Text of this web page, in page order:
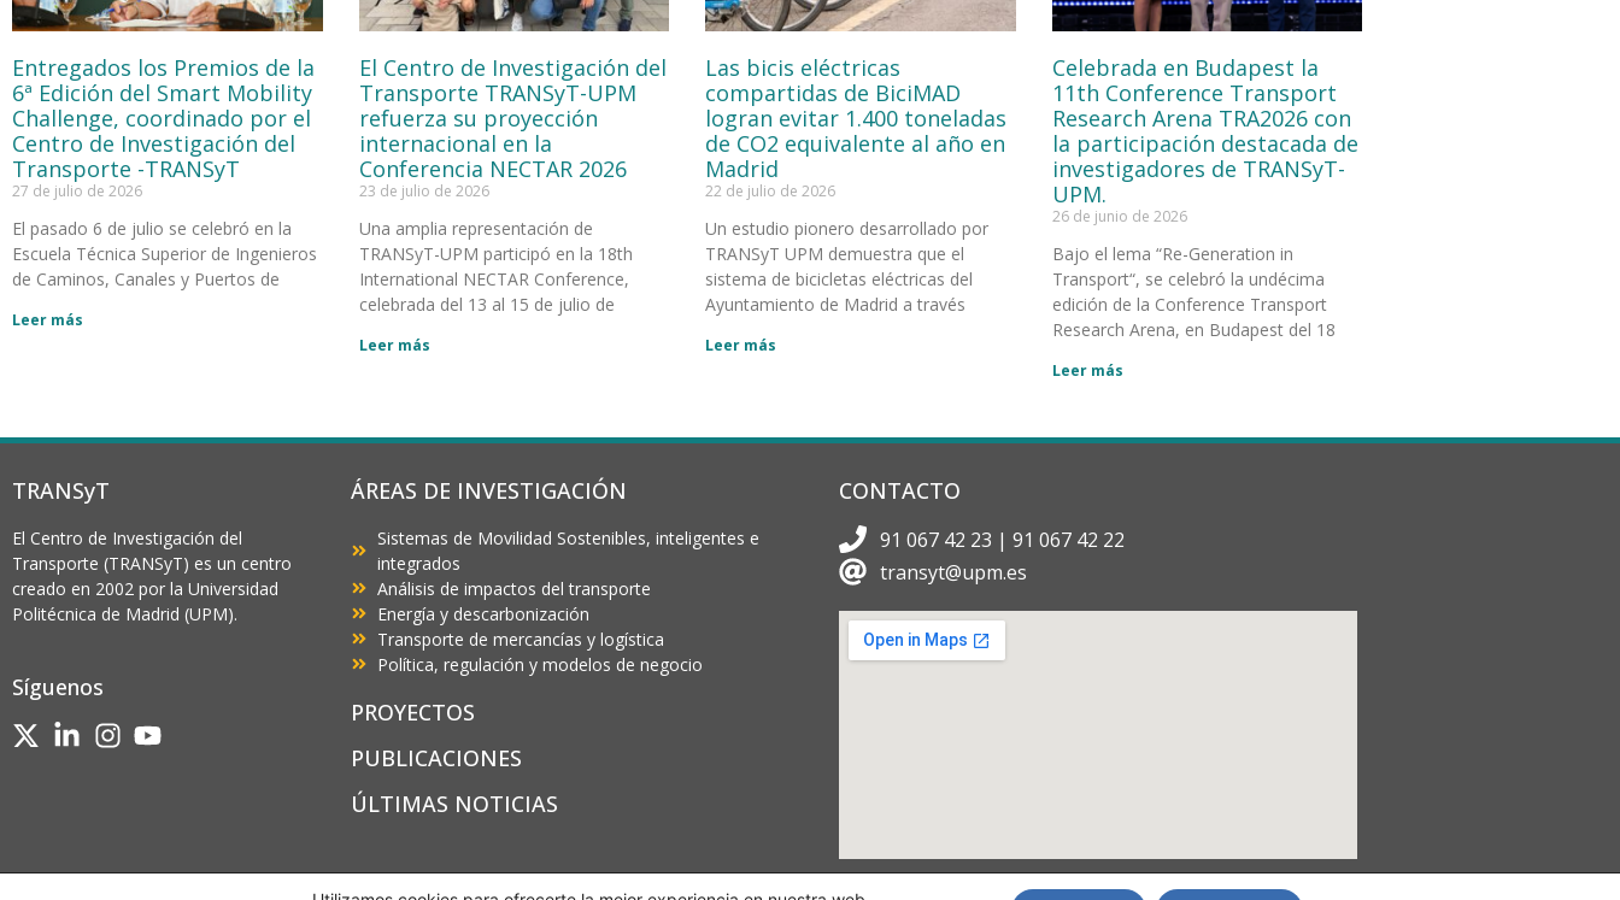
Entregados los Premios de la
6ª Edición del Smart Mobility
Challenge, coordinado por el
Centro de Investigación del
Transporte -TRANSyT
27 de julio de 2026
El pasado 6 de julio se celebró en la
Escuela Técnica Superior de Ingenieros
de Caminos, Canales y Puertos de
Leer más
El Centro de Investigación del
Transporte TRANSyT-UPM
refuerza su proyección
internacional en la
Conferencia NECTAR 2026
23 de julio de 2026
Una amplia representación de
TRANSyT-UPM participó en la 18th
International NECTAR Conference,
celebrada del 13 al 15 de julio de
Leer más
Las bicis eléctricas
compartidas de BiciMAD
logran evitar 1.400 toneladas
de CO2 equivalente al año en
Madrid
22 de julio de 2026
Un estudio pionero desarrollado por
TRANSyT UPM demuestra que el
sistema de bicicletas eléctricas del
Ayuntamiento de Madrid a través
Leer más
Celebrada en Budapest la
11th Conference Transport
Research Arena TRA2026 con
la participación destacada de
investigadores de TRANSyT-
UPM.
26 de junio de 2026
Bajo el lema “Re-Generation in
Transport“, se celebró la undécima
edición de la Conference Transport
Research Arena, en Budapest del 18
Leer más
TRANSyT
El Centro de Investigación del
Transporte (TRANSyT) es un centro
creado en 2002 por la Universidad
Politécnica de Madrid (UPM).
Síguenos
ÁREAS DE INVESTIGACIÓN
Sistemas de Movilidad Sostenibles, inteligentes e
integrados
Análisis de impactos del transporte
Energía y descarbonización
Transporte de mercancías y logística
Política, regulación y modelos de negocio
PROYECTOS
PUBLICACIONES
ÚLTIMAS NOTICIAS
CONTACTO
91 067 42 23 | 91 067 42 22
transyt@upm.es